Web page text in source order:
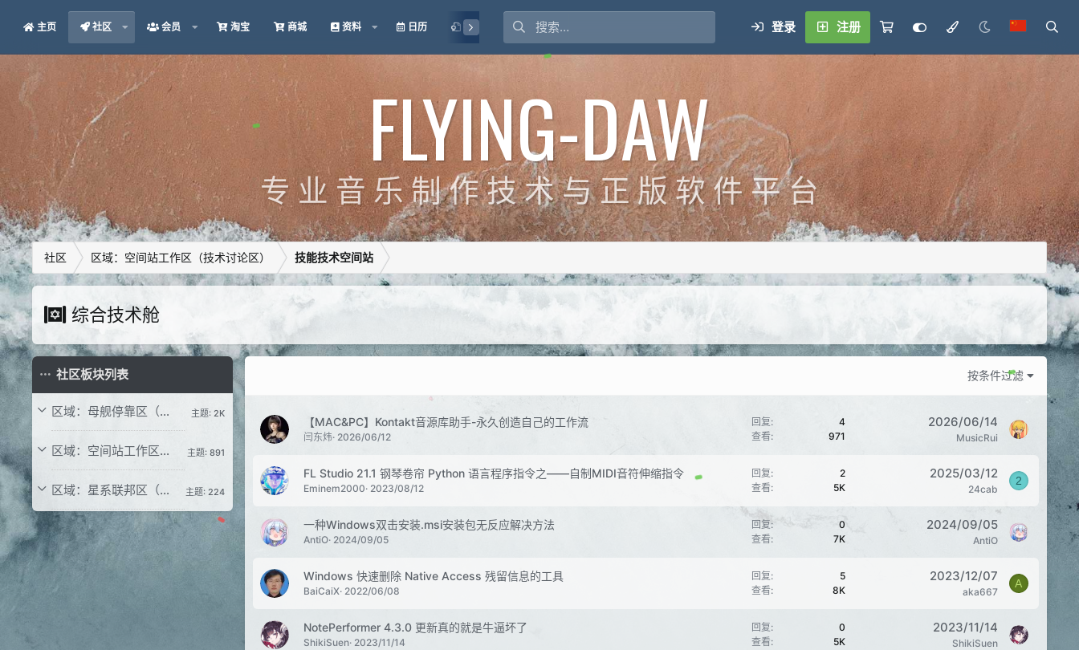
主页 社区 会员 淘宝 商城 资料 日历 授权 登录 注册
FLYING-DAW
专 业 音 乐 制 作 技 术 与 正 版 软 件 平 台
社区 区域：空间站工作区（技术讨论区） 技能技术空间站
综合技术舱
社区板块列表
区域：母舰停靠区（信息事务区） 主题: 2K
区域：空间站工作区（技术讨论区） 主题: 891
区域：星系联邦区（音乐交流区） 主题: 224
按条件过滤
【MAC&PC】Kontakt音源库助手-永久创造自己的工作流
闫东炜 2026/06/12
回复
4
查看
971
2026/06/14
MusicRui
FL Studio 21.1 钢琴卷帘 Python 语言程序指令之——自制MIDI音符伸缩指令
Eminem2000 2023/08/12
回复
2
查看
5K
2025/03/12
24cab
2
一种Windows双击安装.msi安装包无反应解决方法
AntiO 2024/09/05
回复
0
查看
7K
2024/09/05
AntiO
Windows 快速删除 Native Access 残留信息的工具
BaiCaiX 2022/06/08
回复
5
查看
8K
2023/12/07
aka667
A
NotePerformer 4.3.0 更新真的就是牛逼坏了
ShikiSuen 2023/11/14
回复
0
查看
5K
2023/11/14
ShikiSuen